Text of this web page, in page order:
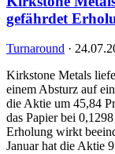
gefährdet
Turnaround ·
Kirkstone Metals
einem Absturz auf
die Aktie um 45,84
das Papier bei
Erholung wirkt
Januar hat die Aktie